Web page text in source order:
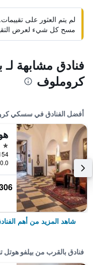
لم يتم العثور على
مسح كل شيء لعرض
فنادق مشابهة
كروملوف
أفضل الفنادق في سسكي
5 نجوم
0.0 كيلومتر عن وسط المدينة
306
شاهد المزيد من أهم
فنادق بالقرب من بيلفو